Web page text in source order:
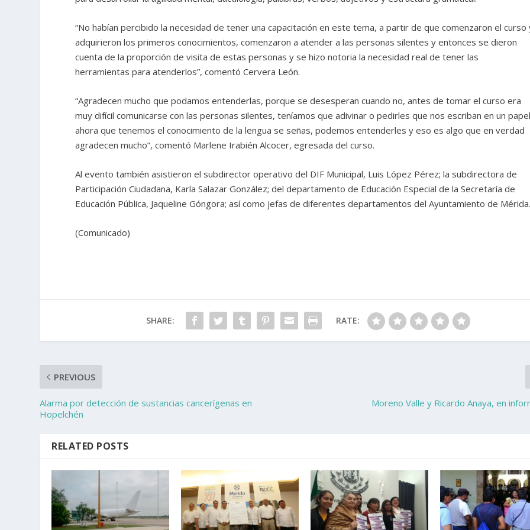
“No habían percibido la necesidad de tener una capacitación en este tema, a partir de que comenzaron el curso
adquirieron los primeros conocimientos, comenzaron a atender a las personas silentes y entonces se dieron
cuenta de la proporción de visita de estas personas y se hizo notoria la necesidad real de tener las
herramientas para atenderlos”, comentó Cervera León.
“Agradecen mucho que podamos entenderlas, porque se desesperan cuando no, antes de tomar el curso era
muy difícil comunicarse con las personas silentes, teníamos que adivinar o pedirles que nos escriban en un
ahora que tenemos el conocimiento de la lengua se señas, podemos entenderles y eso es algo que en verdad
agradecen mucho”, comentó Marlene Irabién Alcocer, egresada del curso.
Al evento también asistieron el subdirector operativo del DIF Municipal, Luis López Pérez; la subdirectora de
Participación Ciudadana, Karla Salazar González; del departamento de Educación Especial de la Secretaría de
Educación Pública, Jaqueline Góngora; así como jefas de diferentes departamentos del Ayuntamiento de Mérida.
(Comunicado)
SHARE: RATE:
PREVIOUS
Alarma por detección de sustancias cancerígenas en
Hopelchén
Moreno Valle y Ricardo Anaya, en
RELATED POSTS